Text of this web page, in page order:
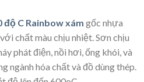
độ C Rainbow xám gốc nhựa
chất màu chịu nhiệt. Sơn chịu
phát điện, nồi hơi, ống khói, và
ngành hóa chất và đồ dùng thép.